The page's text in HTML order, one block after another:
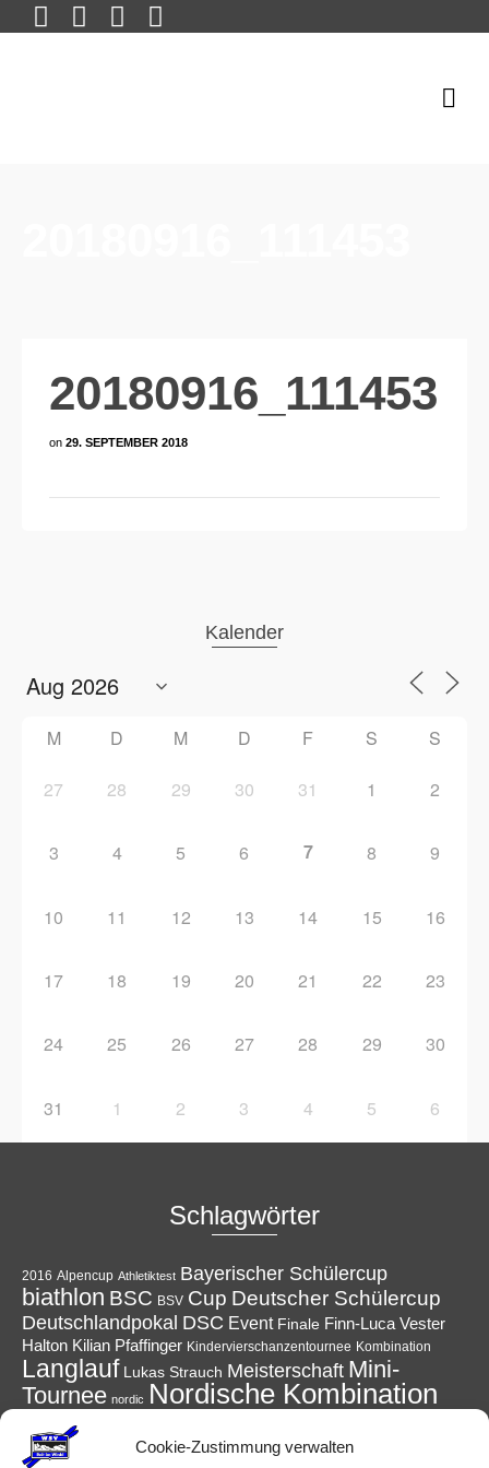
Cookie-Zustimmung verwalten
20180916_111453
on 29. SEPTEMBER 2018
Kalender
M D M D F S S
27 28 29 30 31 1 2
3 4 5 6 7 8 9
10 11 12 13 14 15 16
17 18 19 20 21 22 23
24 25 26 27 28 29 30
31 1 2 3 4 5 6
Schlagwörter
2016 Alpencup Athletiktest Bayerischer Schülercup
biathlon BSC BSV Cup Deutscher Schülercup
Deutschlandpokal DSC Event Finale Finn-Luca Vester
Halton Kilian Pfaffinger Kindervierschanzentournee Kombination
Langlauf Lukas Strauch Meisterschaft Mini-
Tournee nordic Nordische Kombination
Podest power Reit im Winkl
Schanzen Schüler Sieg Ski Skiing Skispringen